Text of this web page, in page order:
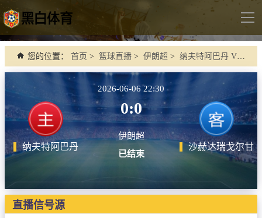
导
首页
德甲
法甲
西甲
世界杯
您的位置： 首页 > 篮球直播 > 伊朗超 > 纳夫特阿巴丹 VS 沙赫达瑞戈尔甘
纳夫特阿巴丹
2026-06-06 22:30
0:0
伊朗超
已结束
沙赫达瑞戈尔甘
直播信号源